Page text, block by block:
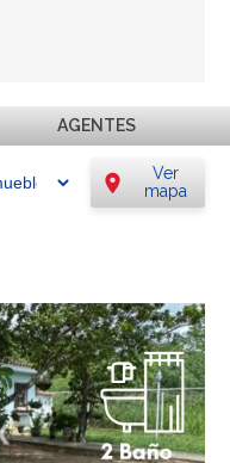
AGENTES
location_on
Ver
mapa